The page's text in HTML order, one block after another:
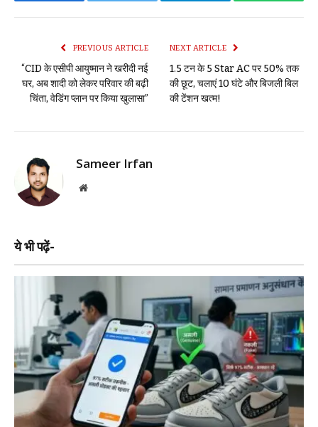
PREVIOUS ARTICLE
“CID के एसीपी आयुष्मान ने खरीदी नई
घर, अब शादी को लेकर परिवार की बढ़ी
चिंता, वेडिंग प्लान पर किया खुलासा”
NEXT ARTICLE
1.5 टन के 5 Star AC पर 50% तक
की छूट, चलाएं 10 घंटे और बिजली बिल
की टेंशन खत्म!
Sameer Irfan
Website
ये भी पढ़ें-